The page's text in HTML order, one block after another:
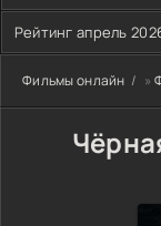
Рейтинг апрель
Фильмы онлайн »